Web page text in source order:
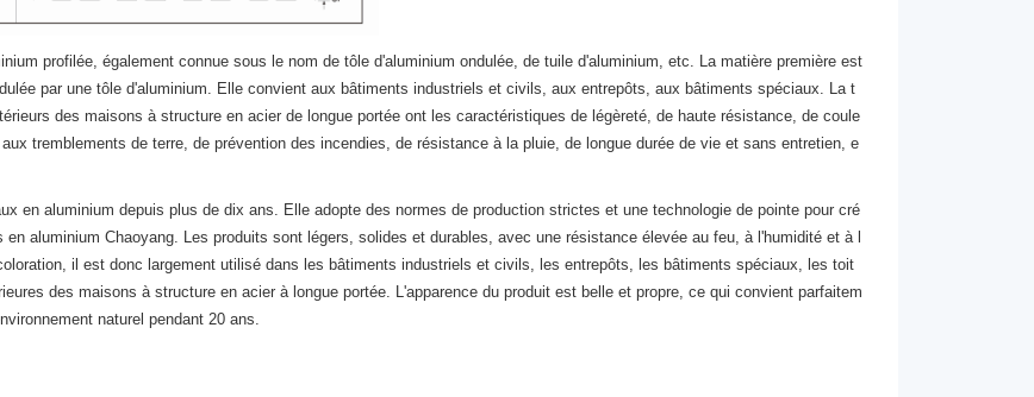
profilée, également connue sous le nom de tôle d'aluminium ondulée, de tuile d'aluminium, etc. La matière première est
par une tôle d'aluminium. Elle convient aux bâtiments industriels et civils, aux entrepôts, aux bâtiments spéciaux. La t
des maisons à structure en acier de longue portée ont les caractéristiques de légèreté, de haute résistance, de coule
tremblements de terre, de prévention des incendies, de résistance à la pluie, de longue durée de vie et sans entretien, e
en aluminium depuis plus de dix ans. Elle adopte des normes de production strictes et une technologie de pointe pour cré
aluminium Chaoyang. Les produits sont légers, solides et durables, avec une résistance élevée au feu, à l'humidité et à l
il est donc largement utilisé dans les bâtiments industriels et civils, les entrepôts, les bâtiments spéciaux, les toit
des maisons à structure en acier à longue portée. L'apparence du produit est belle et propre, ce qui convient parfaitem
naturel pendant 20 ans.